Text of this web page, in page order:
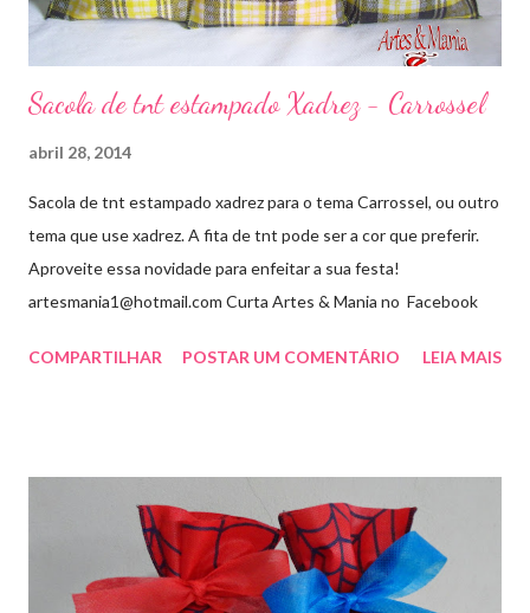
Sacola de tnt estampado Xadrez - Carrossel
abril 28, 2014
Sacola de tnt estampado xadrez para o tema Carrossel, ou outro
tema que use xadrez. A fita de tnt pode ser a cor que preferir.
Aproveite essa novidade para enfeitar a sua festa!
artesmania1@hotmail.com Curta Artes & Mania no Facebook
COMPARTILHAR POSTAR UM COMENTÁRIO LEIA MAIS